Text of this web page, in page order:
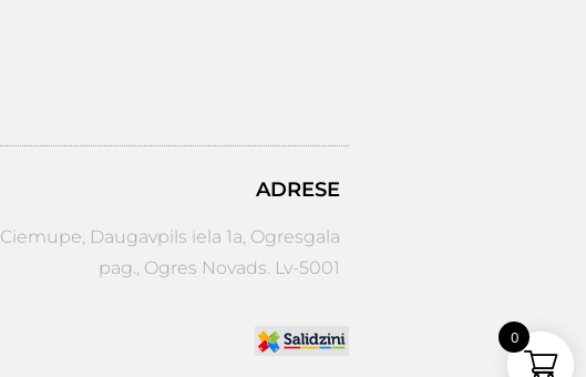
ADRESE
Ciemupe, Daugavpils iela 1a, Ogresgala
pag., Ogres Novads. Lv-5001
0